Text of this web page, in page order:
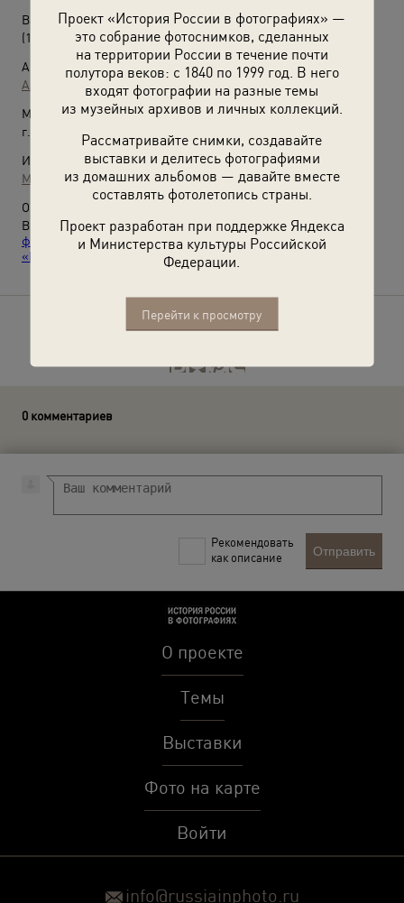
Проект «История России в фотографиях» —
это собрание фотоснимков, сделанных
на территории России в течение почти
полутора веков: с 1840 по 1999 год. В него
входят фотографии на разные темы
из музейных архивов и личных коллекций.
Рассматривайте снимки, создавайте
выставки и делитесь фотографиями
из домашних альбомов — давайте вместе
составлять фотолетопись страны.
Проект разработан при поддержке Яндекса
и Министерства культуры Российской
Федерации.
Перейти к просмотру
Варвара Степанова. «Знаменитый портрет»
(1924 год)
Автор:
Александр Родченко
Место съемки:
г. Москва
Источники:
МАММ / МДФ
О фотографии:
Выставки«Не забывайте радовать людей улыбкой»,«10
фотографий: Улыбки 1920-х» ,«Улыбки XX века»и видео
«Вредная привычка»
с этой фотографией.
Расскажите друзьям об этом фото
0 комментариев
Рекомендовать
как описание
Отправить
О проекте
Темы
Выставки
Фото на карте
Войти
info@russiainphoto.ru